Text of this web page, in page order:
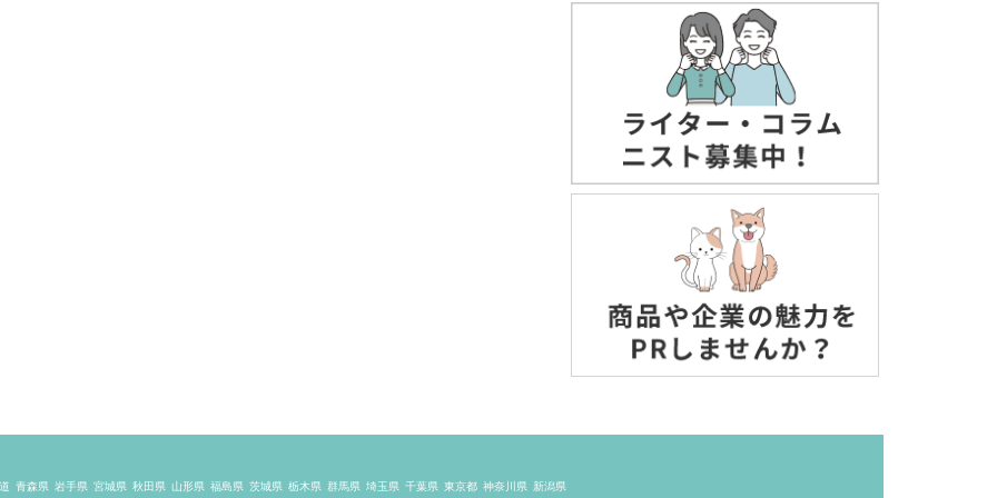
青森県 岩手県 宮城県 秋田県 山形県 福島県 茨城県 栃木県 群馬県 埼玉県 千葉県 東京都 神奈川県 新潟県